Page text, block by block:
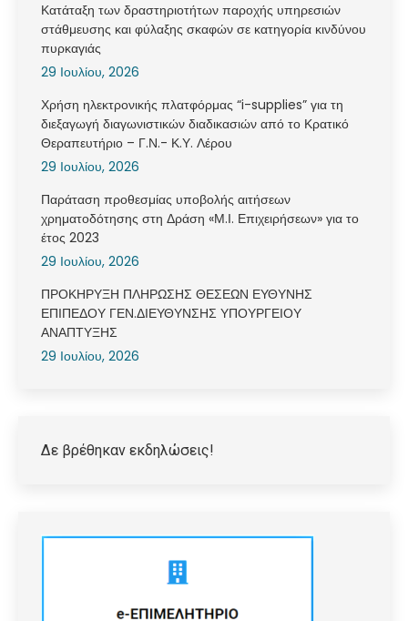
Κατάταξη των δραστηριοτήτων παροχής υπηρεσιών
στάθμευσης και φύλαξης σκαφών σε κατηγορία κινδύνου
πυρκαγιάς
29 Ιουλίου, 2026
Χρήση ηλεκτρονικής πλατφόρμας “i-supplies” για τη
διεξαγωγή διαγωνιστικών διαδικασιών από το Κρατικό
Θεραπευτήριο – Γ.Ν.- Κ.Υ. Λέρου
29 Ιουλίου, 2026
Παράταση προθεσμίας υποβολής αιτήσεων
χρηματοδότησης στη Δράση «Μ.Ι. Επιχειρήσεων» για το
έτος 2023
29 Ιουλίου, 2026
ΠΡΟΚΗΡΥΞΗ ΠΛΗΡΩΣΗΣ ΘΕΣΕΩΝ ΕΥΘΥΝΗΣ
ΕΠΙΠΕΔΟΥ ΓΕΝ.ΔΙΕΥΘΥΝΣΗΣ ΥΠΟΥΡΓΕΙΟΥ
ΑΝΑΠΤΥΞΗΣ
29 Ιουλίου, 2026
Δε βρέθηκαν εκδηλώσεις!